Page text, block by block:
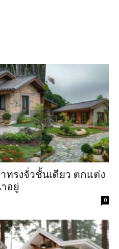
ทรงจั่วชั้นเดียว ตกแต่ง
อยู่
0